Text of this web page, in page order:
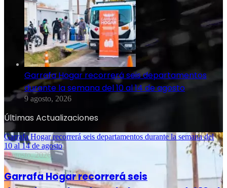
Garrafa Hogar recorrerá seis departamentos
durante la semana del 10 al 14 de agosto
9 agosto, 2026
Últimas Actualizaciones
Garrafa Hogar recorrerá seis departamentos durante la semana del
10 al 14 de agosto
9 agosto, 2026
Garrafa Hogar recorrerá seis